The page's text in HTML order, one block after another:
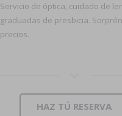
Servicio de óptica, cuidado de
graduadas de presbicia.
precios.
HAZ TÚ RESERVA